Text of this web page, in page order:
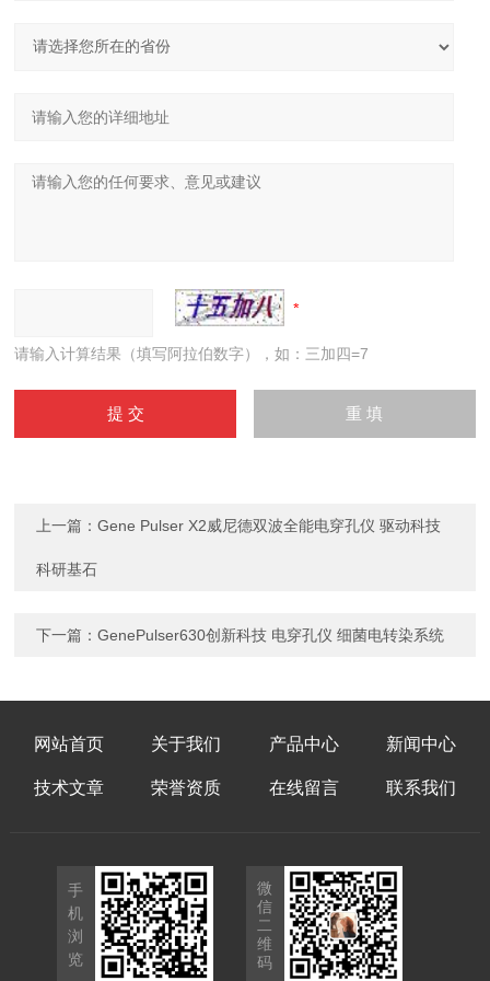
请输入计算结果（填写阿拉伯数字），如：三加四=7
上一篇：Gene Pulser X2威尼德双波全能电穿孔仪 驱动科技
科研基石
下一篇：GenePulser630创新科技 电穿孔仪 细菌电转染系统
网站首页 关于我们 产品中心 新闻中心
技术文章 荣誉资质 在线留言 联系我们
手
机
浏
览
微
信
二
维
码